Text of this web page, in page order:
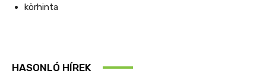
körhinta
HASONLÓ HÍREK